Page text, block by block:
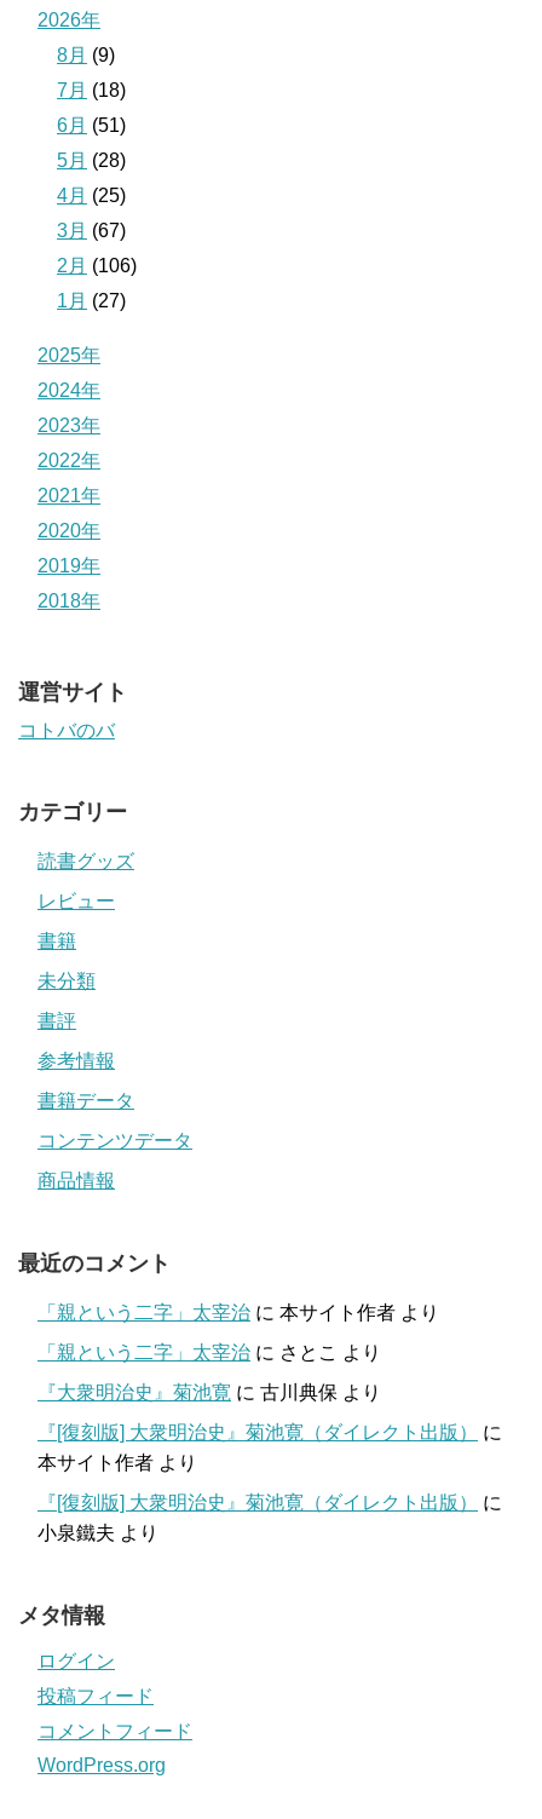
2026年
8月 (9)
7月 (18)
6月 (51)
5月 (28)
4月 (25)
3月 (67)
2月 (106)
1月 (27)
2025年
2024年
2023年
2022年
2021年
2020年
2019年
2018年
運営サイト
コトバのバ
カテゴリー
読書グッズ
レビュー
書籍
未分類
書評
参考情報
書籍データ
コンテンツデータ
商品情報
最近のコメント
「親という二字」太宰治 に 本サイト作者 より
「親という二字」太宰治 に さとこ より
『大衆明治史』菊池寛 に 古川典保 より
『[復刻版] 大衆明治史』菊池寛（ダイレクト出版）
に
本サイト作者 より
『[復刻版] 大衆明治史』菊池寛（ダイレクト出版）
に
小泉鐵夫 より
メタ情報
ログイン
投稿フィード
コメントフィード
WordPress.org